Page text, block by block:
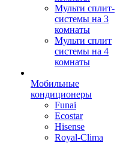
Мульти сплит-
системы на 3
комнаты
Мульти сплит
системы на 4
комнаты
Мобильные
кондиционеры
Funai
Ecostar
Hisense
Royal-Clima